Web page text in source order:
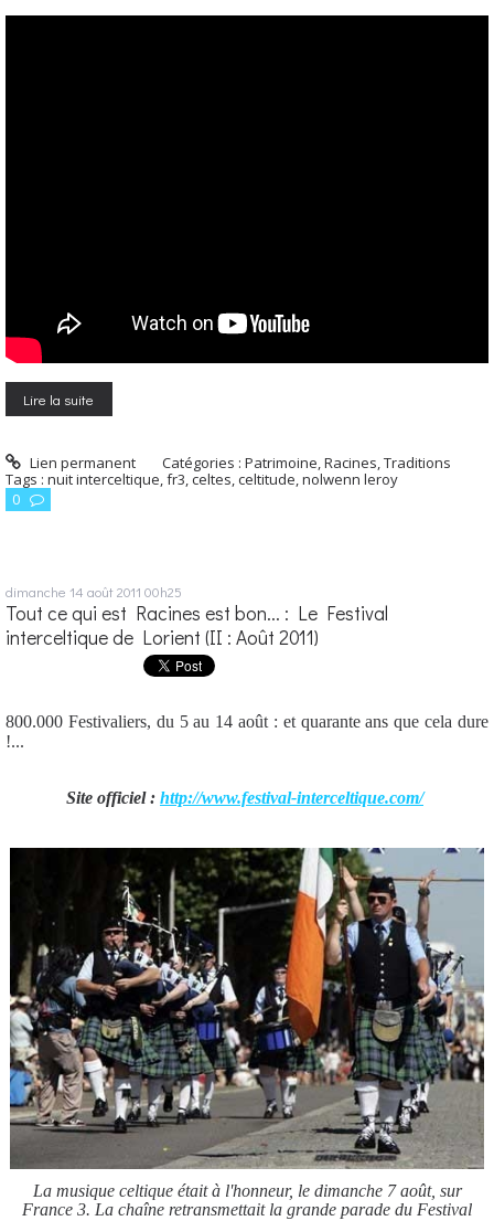
Lire la suite
Lien permanent Catégories :Patrimoine, Racines, Traditions
Tags : nuit interceltique,fr3,celtes,celtitude,nolwenn leroy
0
dimanche 14 août 2011 00h25
Tout ce qui est Racines est bon... : Le Festival
interceltique de Lorient (II : Août 2011)
800.000 Festivaliers, du 5 au 14 août : et quarante ans que cela dure
!...
Site officiel : http://www.festival-interceltique.com/
La musique celtique était à l'honneur, le dimanche 7 août, sur
France 3. La chaîne retransmettait la grande parade du Festival